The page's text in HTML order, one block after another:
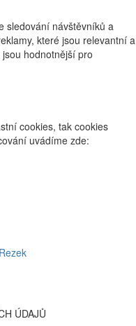
sledování návštěvníků a
které jsou relevantní a
hodnotnější pro
cookies, tak cookies
uvádíme zde:
ÚDAJŮ